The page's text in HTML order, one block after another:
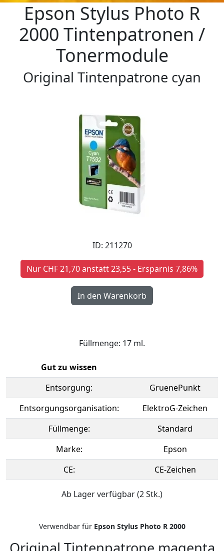
Epson Stylus Photo R
2000 Tintenpatronen /
Tonermodule
Original Tintenpatrone cyan
ID: 211270
Nur CHF 21,70 anstatt 23,55 - Ersparnis 7,86%
Füllmenge: 17 ml.
Gut zu wissen
Entsorgung:
GruenePunkt
Entsorgungsorganisation:
ElektroG-Zeichen
Füllmenge:
Standard
Marke:
Epson
CE:
CE-Zeichen
Ab Lager verfügbar (2 Stk.)
Verwendbar für Epson Stylus Photo R 2000